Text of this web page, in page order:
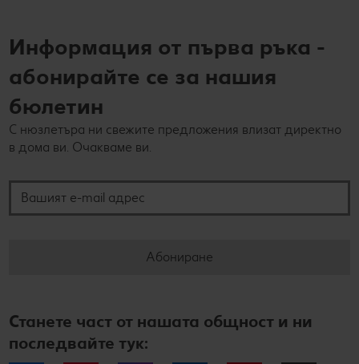
Информация от първа ръка -
абонирайте се за нашия
бюлетин
С нюзлетъра ни свежите предложения влизат директно
в дома ви. Очакваме ви.
Абониране
Станете част от нашата общност и ни
последвайте тук: